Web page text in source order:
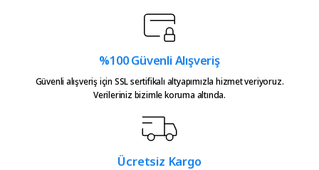
%100 Güvenli Alışveriş
Güvenli alışveriş için SSL sertifikalı altyapımızla hizmet veriyoruz.
Verileriniz bizimle koruma altında.
Ücretsiz Kargo